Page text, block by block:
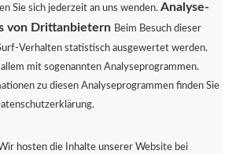
Sie sich jederzeit an uns wenden. Analyse-
von Drittanbietern Beim Besuch dieser
Verhalten statistisch ausgewertet werden.
mit sogenannten Analyseprogrammen.
zu diesen Analyseprogrammen finden Sie
hosten die Inhalte unserer Website bei